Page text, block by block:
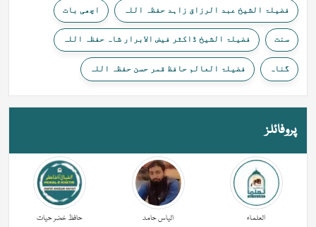
فضیلۃ الشیخ عبد الرزاق زاہد حفظہ اللہ اچھی بات
سنت فضیلۃ الشیخ ڈاکٹر فیض الابرار شاہ حفظہ اللہ
گناہ فضیلۃ العالم حافظ قمر حسن حفظہ اللہ
پروفائلز
العلماء الیاس حامد حافظ خضر حیات